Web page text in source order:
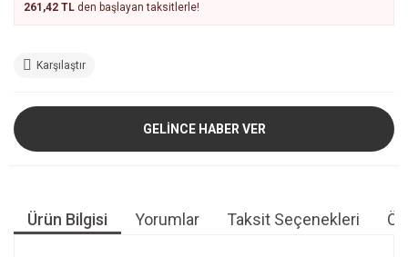
261,42 TL den başlayan taksitlerle!
Karşılaştır
GELİNCE HABER VER
Ürün Bilgisi Yorumlar Taksit Seçenekleri